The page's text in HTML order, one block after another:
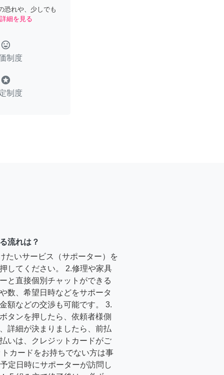
恐れや、少しでも
詳細を見る
tag_faces
制度
stars
制度
流れは？
たいサービス（サポーター）を
してください。 2.修理や家具
と直接個別チャットができる
数、希望日時などをサポータ
額などの交渉も可能です。 3.
タンを押したら、依頼者様側
詳細が決まりましたら、前払
いは、クレジットカードがご
カードをお持ちでない方は事
定日時にサポーターが訪問し